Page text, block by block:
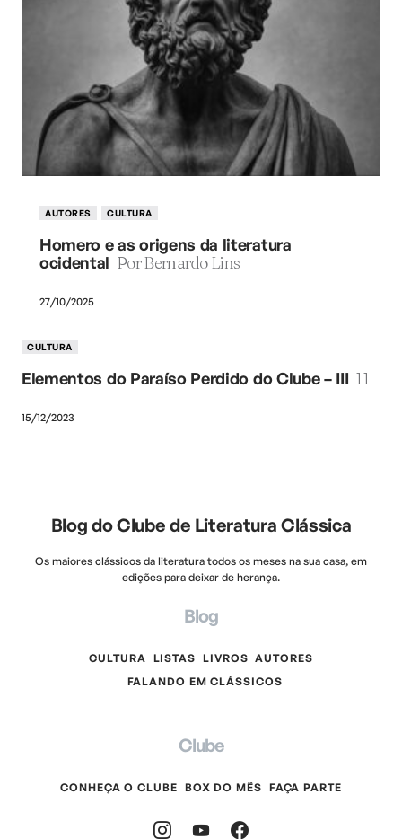
AUTORES CULTURA
Homero e as origens da literatura
ocidental Por Bernardo Lins
27/10/2025
CULTURA
Elementos do Paraíso Perdido do Clube – III 11
15/12/2023
Blog do Clube de Literatura Clássica
Os maiores clássicos da literatura todos os meses na sua casa, em
edições para deixar de herança.
Blog
CULTURA LISTAS LIVROS AUTORES
FALANDO EM CLÁSSICOS
Clube
CONHEÇA O CLUBE BOX DO MÊS FAÇA PARTE